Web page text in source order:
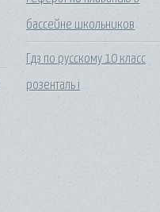
бассейне школьников
Гдз по русскому 10 класс
розенталь i